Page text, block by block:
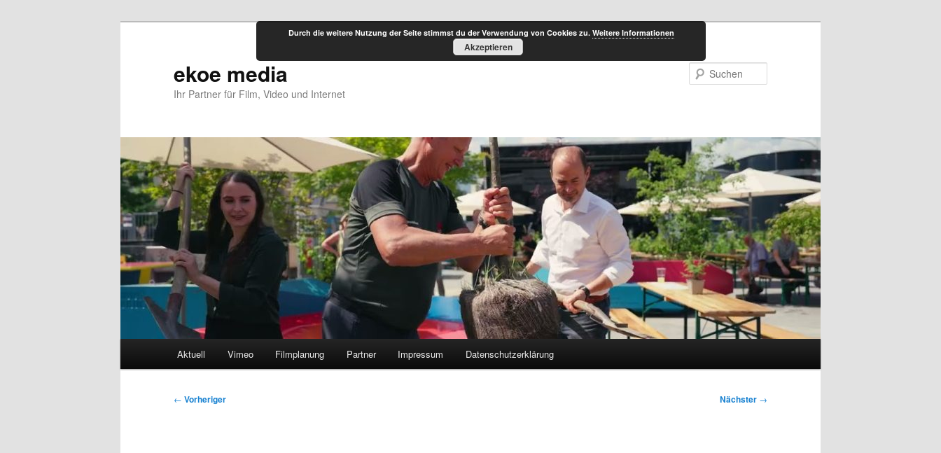
ekoe media
Ihr Partner für Film, Video und Internet
Aktuell Vimeo Filmplanung Partner Impressum Datenschutzerklärung
Beitragsnavigation
← Vorheriger Nächster →
Durch die weitere Nutzung der Seite stimmst du der Verwendung von Cookies zu. Weitere Informationen
Akzeptieren